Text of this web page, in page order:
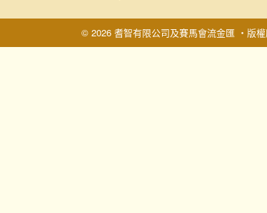
© 2026 耆智有限公司及賽馬會流金匯 ‧版